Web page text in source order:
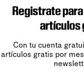
Registrate
artículos
Con tu cuenta
artículos gratis por